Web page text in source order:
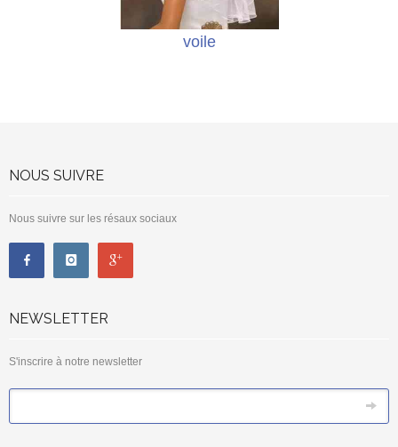
voile
NOUS SUIVRE
Nous suivre sur les résaux sociaux
NEWSLETTER
S'inscrire à notre newsletter